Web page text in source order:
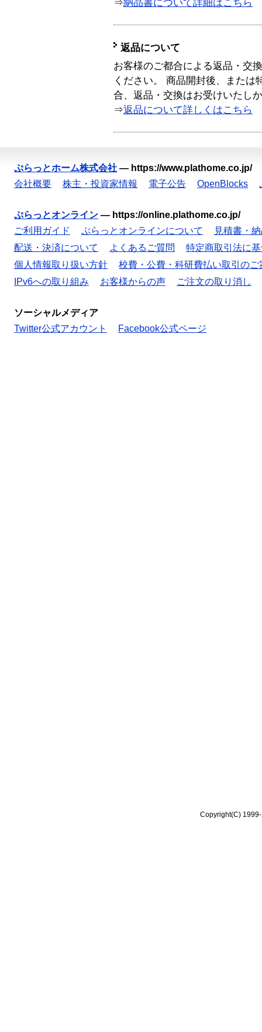
⇒納品書について詳細はこちら
返品について
お客様のご都合による返品・交
ください。 商品開封後、または
合、返品・交換はお受けいたし
⇒返品について詳しくはこちら
ぷらっとホーム株式会社 — https://www.plathome.co.jp/
会社概要
株主・投資家情報 電子公告 OpenBlocks
ぷらっとオンライン — https://online.plathome.co.jp/
ご利用ガイド
ぷらっとオンラインについて
見積書・
配送・決済について
よくあるご質問
特定商取引法に
個人情報取り扱い方針
校費・公費・科研費払い取引のご
IPv6への取り組み
お客様からの声 ご注文の取り消し
ソーシャルメディア
Twitter公式アカウント
Facebook公式ページ
Copyright(C)